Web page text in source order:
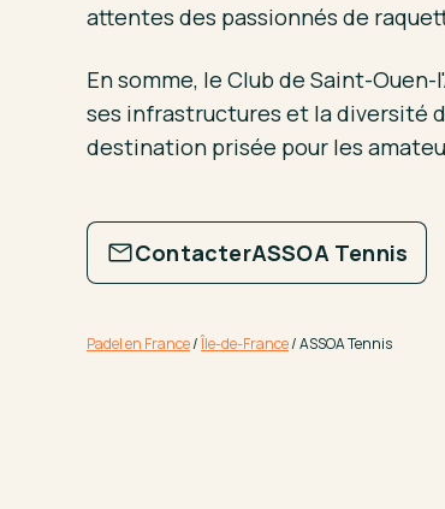
attentes des passionnés de
En somme, le Club de Saint-
ses infrastructures et la diversité
destination prisée pour les
ContacterASSOA Tennis
Padel en France/Île-de-France/ASSOA Tennis